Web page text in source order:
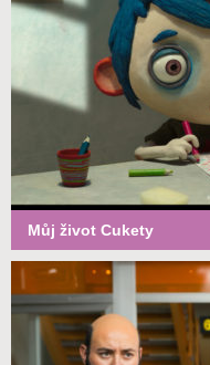
Můj život Cukety